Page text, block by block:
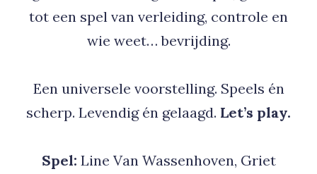
tot een spel van verleiding, controle en
wie weet… bevrijding.
Een universele voorstelling. Speels én
scherp. Levendig én gelaagd. Let’s play.
Spel: Line Van Wassenhoven, Griet